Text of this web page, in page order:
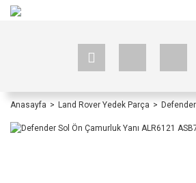
Anasayfa Land Rover Yedek Parça